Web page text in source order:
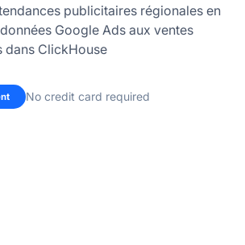
publicitaires régionales en
Google Ads aux ventes
dans ClickHouse
No credit card required